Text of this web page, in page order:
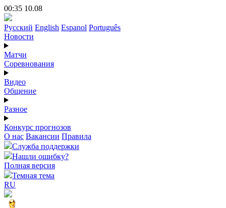
00:35 10.08
Русский English Espanol Português
Новости
Матчи
Соревнования
Видео
Общение
Разное
Конкурс прогнозов
О нас Вакансии Правила
Служба поддержки
Нашли ошибку?
Полная версия
Темная тема
RU